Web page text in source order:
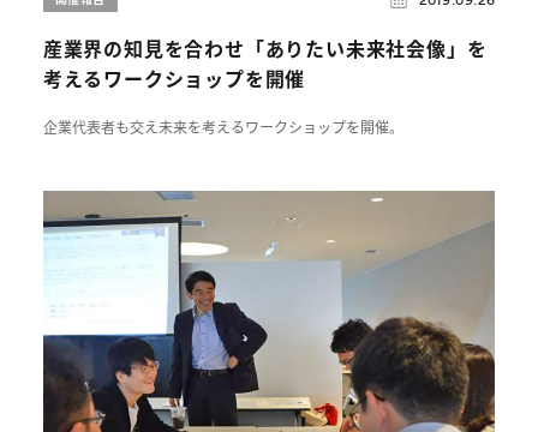
産業界の知見を合わせ「ありたい未来社会像」を
考えるワークショップを開催
企業代表者も交え未来を考えるワークショップを開催。